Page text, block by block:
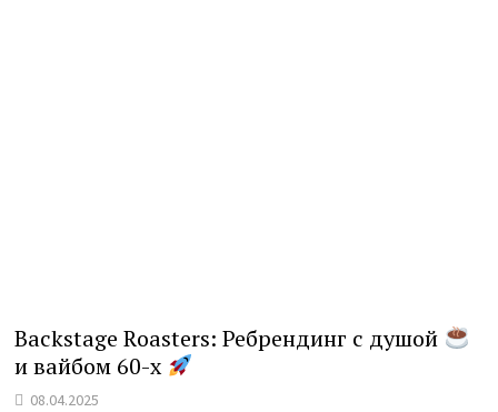
Backstage Roasters: Ребрендинг с душой
и вайбом 60-х
08.04.2025